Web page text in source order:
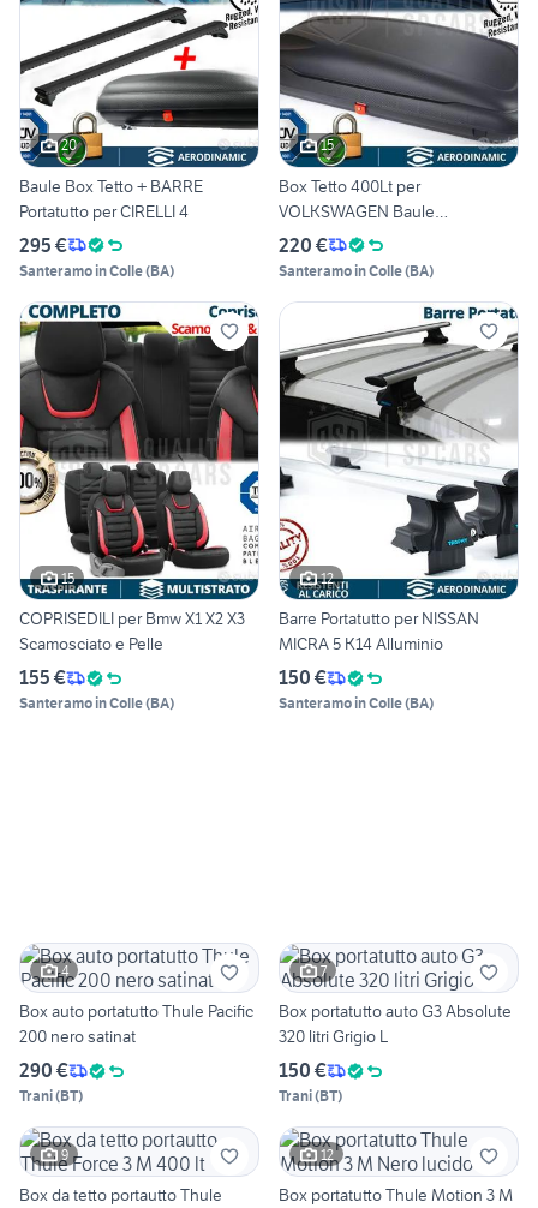
20
Baule Box Tetto + BARRE
Portatutto per CIRELLI 4
295 €
Santeramo in Colle(BA)
15
Box Tetto 400Lt per
VOLKSWAGEN Baule
Portabagagli
220 €
Santeramo in Colle(BA)
15
COPRISEDILI per Bmw X1 X2 X3
Scamosciato e Pelle
155 €
Santeramo in Colle(BA)
12
Barre Portatutto per NISSAN
MICRA 5 K14 Alluminio
150 €
Santeramo in Colle(BA)
4
Box auto portatutto Thule Pacific
200 nero satinat
290 €
Trani(BT)
7
Box portatutto auto G3 Absolute
320 litri Grigio L
150 €
Trani(BT)
9
Box da tetto portautto Thule
12
Box portatutto Thule Motion 3 M